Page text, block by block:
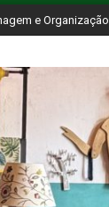
e Organização